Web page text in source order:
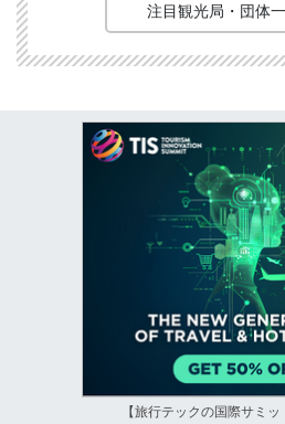
注目観光局・団体
【旅行テックの国際サミッ